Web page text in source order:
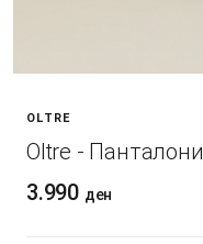
OLTRE
Oltre - Панталони
3.990 ден